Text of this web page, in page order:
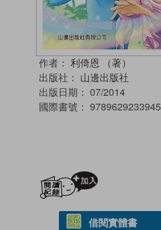
作者： 利倚恩 （著）
出版社： 山邊出版社
出版日期： 07/2014
國際書號： 9789629233945
借閱實體書